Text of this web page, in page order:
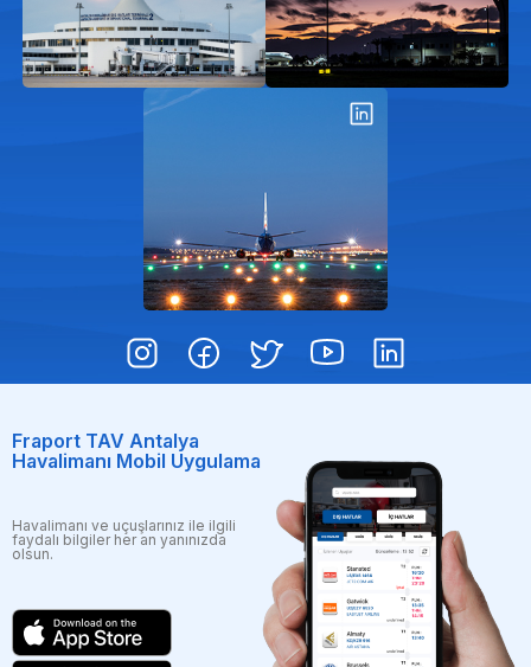
Fraport TAV Antalya
Havalimanı Mobil Uygulama
Havalimanı ve uçuşlarınız ile ilgili
faydalı bilgiler her an yanınızda
olsun.